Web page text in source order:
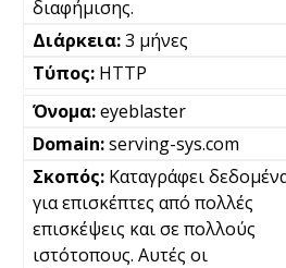
διαφήμισης.
3 μήνες
HTTP
eyeblaster
serving-sys.com
Καταγράφει
για επισκέπτες από πολλές
επισκέψεις και σε πολλούς
ιστότοπους. Αυτές οι